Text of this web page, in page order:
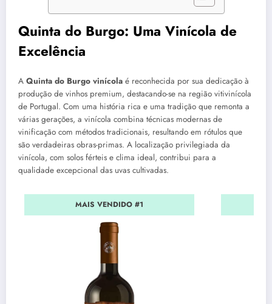
Quinta do Burgo: Uma Vinícola de
Excelência
A Quinta do Burgo vinícola é reconhecida por sua dedicação à
produção de vinhos premium, destacando-se na região vitivinícola
de Portugal. Com uma história rica e uma tradição que remonta a
várias gerações, a vinícola combina técnicas modernas de
vinificação com métodos tradicionais, resultando em rótulos que
são verdadeiras obras-primas. A localização privilegiada da
vinícola, com solos férteis e clima ideal, contribui para a
qualidade excepcional das uvas cultivadas.
MAIS VENDIDO #1